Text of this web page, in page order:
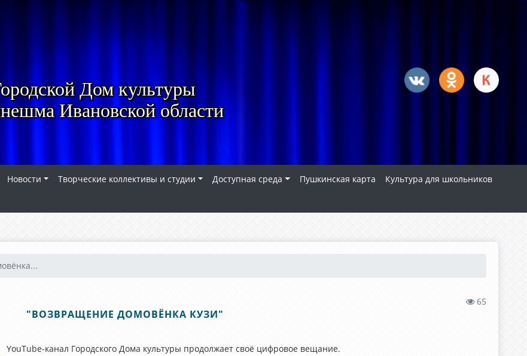
Дом культуры
Ивановской области
Новости Творческие коллективы и студии Доступная среда Пушкинская карта
Культура для школьников
65
"ВОЗВРАЩЕНИЕ ДОМОВЁНКА КУЗИ"
YouTube-канал Городского Дома культуры продолжает своё цифровое вещание.